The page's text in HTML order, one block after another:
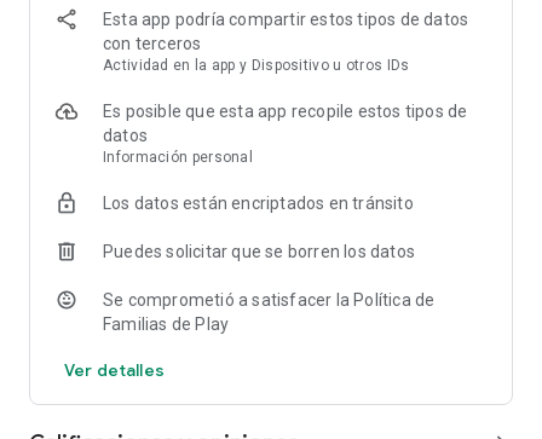
Hay muchos otros complementos con varias funciones.
¡Instala Good Lock y prueba cada uno de estos
complementos!
[Objetivo]
- Dispositivos SAMSUNG Android O, P OS 8.0.
(Es posible que algunos dispositivos no sean compatibles).
[Idioma]
- Inglés
- japonés
Esta app podría compartir estos tipos de datos
con terceros
Actividad en la app y Dispositivo u otros IDs
Es posible que esta app recopile estos tipos de
datos
Información personal
Los datos están encriptados en tránsito
Puedes solicitar que se borren los datos
Se comprometió a satisfacer la Política de
Familias de Play
Ver detalles